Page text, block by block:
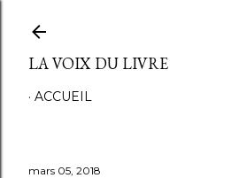
LA VOIX DU LIVRE
ACCUEIL
mars 05, 2018